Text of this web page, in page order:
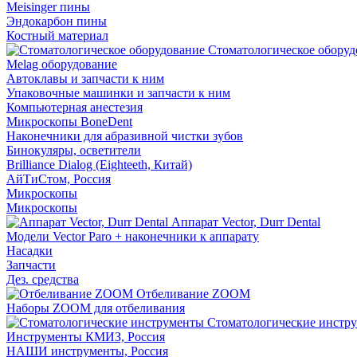
Meisinger пины
Эндокарбон пины
Костный материал
Стоматологическое
Melag оборудование
Автоклавы и запчасти к ним
Упаковочные машинки и запчасти к ним
Компьютерная анестезия
Микроскопы BoneDent
Наконечники для абразивной чистки зубов
Бинокуляры, осветители
Brilliance Dialog (Eighteeth, Китай)
АйТиСтом, Россия
Микроскопы
Микроскопы
Аппарат Vector, Durr Dental
Модели Vector Paro + наконечники к аппарату
Насадки
Запчасти
Дез. средства
Отбеливание ZOOM
Наборы ZOOM для отбеливания
Стоматологические
Инструменты КМИЗ, Россия
НАШИ инструменты, Россия